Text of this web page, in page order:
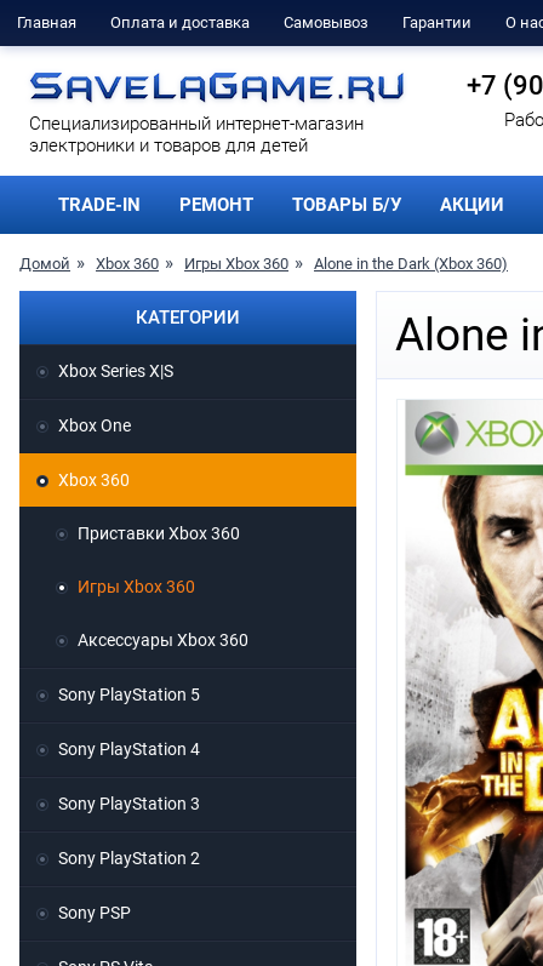
Главная Оплата и доставка Самовывоз Гарантии О
Cпециализированный интернет-магазин
электроники и товаров для детей
+7
TRADE-IN РЕМОНТ ТОВАРЫ Б/У АКЦИИ
Домой Xbox 360 Игры Xbox 360 Alone in the Dark (Xbox 360)
Alone
КАТЕГОРИИ
Xbox Series X|S
Xbox One
Xbox 360
Приставки Xbox 360
Игры Xbox 360
Аксессуары Xbox 360
Sony PlayStation 5
Sony PlayStation 4
Sony PlayStation 3
Sony PlayStation 2
Sony PSP